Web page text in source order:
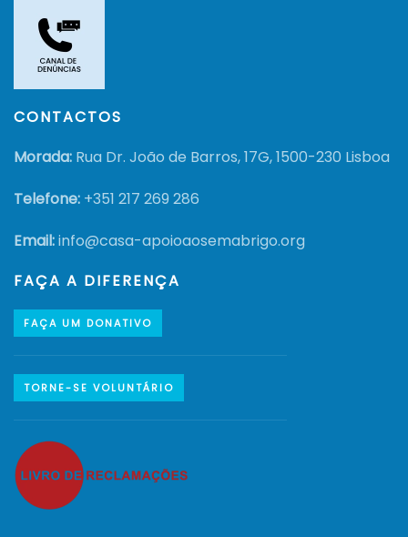
CONTACTOS
Morada: Rua Dr. João de Barros, 17G, 1500-230 Lisboa
Telefone: +351 217 269 286
Email:info@casa-apoioaosemabrigo.org
FAÇA A DIFERENÇA
FAÇA UM DONATIVO
TORNE-SE VOLUNTÁRIO